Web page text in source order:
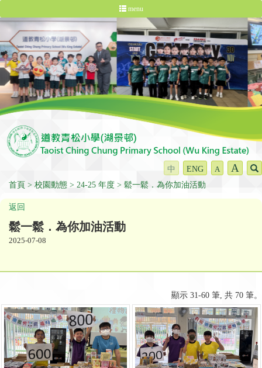
menu
中 ENG A A
首頁 校園動態 24-25 年度 鬆一鬆．為你加油活動
返回
鬆一鬆．為你加油活動
2025-07-08
顯示 31-60 筆, 共 70 筆。